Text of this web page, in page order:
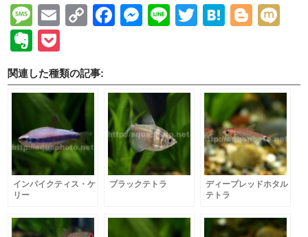
Message
EmailCopyFacebook
Messenger
LineTwitter
Hatena
Evernote
関連した種類の記事:
インパイクティス・ケ
リー
ブラックテトラ
ディープレッドホタル
テトラ